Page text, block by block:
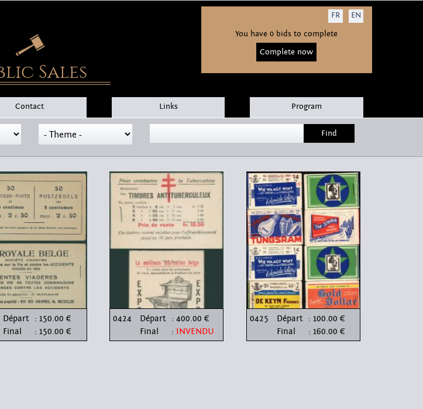
Sales
FR
EN
You have 0 bids to complete
Complete now
Contact Links Program
Départ : 150.00 €
Final
: 150.00 €
0424 Départ : 400.00 €
Final
: INVENDU
0425 Départ : 100.00 €
Final
: 160.00 €